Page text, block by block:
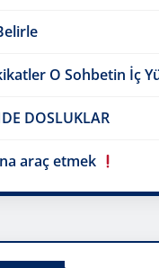
O Sohbetin İç
DOSLUKLAR
araç etmek